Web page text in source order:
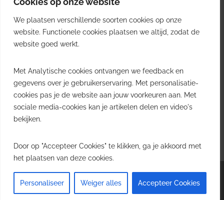
We plaatsen verschillende soorten cookies op onze
website. Functionele cookies plaatsen we altijd, zodat de
website goed werkt.
Met Analytische cookies ontvangen we feedback en
gegevens over je gebruikerservaring. Met personalisatie-
cookies pas je de website aan jouw voorkeuren aan. Met
sociale media-cookies kan je artikelen delen en video's
bekijken.
Door op "Accepteer Cookies" te klikken, ga je akkoord met
het plaatsen van deze cookies.
Personaliseer Weiger alles Accepteer Cookies
Uw video op Logistiek.TV
Job plaatsen
Gratis wekelijkse update
inzichten uit de Belgische logistieke sector in uw inbox.
Ontvang je gratis
wekelijkse update
Uitschrijven kan altijd.
Copyright © 2026Logistiek.be. All rights reserved.Theme:Envinceby ThemeGrill.